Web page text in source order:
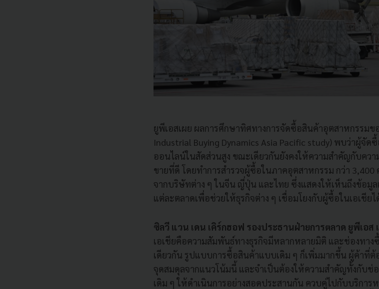
ยูพีเอสเผย ผลการศึกษาทิศทางการจัดซื้อสินค้าอุตสาหกรรมข
Industrial Buying Dynamics Asia Pacific study) พบว่าผู้จั
ออนไลน์ในสัดส่วนสูง ขณะเดียวกันยังคงให้ความสำคัญกับคว
ขายที่ดี โดยทำการสำรวจผู้ซื้อในภาคอุตสาหกรรม กว่า
จากบริษัทต่าง ๆ ในจีน ญี่ปุ่น และไทย ซึ่งแสดงให้เห็นถึงข้อมู
แต่ละตลาดเพื่อช่วยให้ธุรกิจต่าง ๆ เชื่อมโยงกับผู้ซื้อในเอเชีย
ซิลวี แวน เดน เคิร์กฮอฟ รองประธานฝ่ายการตลาด ยูพีเอส
เอเชียคือความสัมพันธ์ทางธุรกิจมีหลากหลายมิติ และช่องทา
เดียวกัน รูปแบบการซื้อสินค้าแบบเดิม ๆ ก็เพิ่มมากขึ้น ผู้ค้าที่ต้
จุดสมดุลจากแนวโน้มนี้ และจำเป็นต้องให้ความสำคัญทั้งกับช่
เดิม ๆ ให้ดำเนินการอย่างสอดประสานกัน ควบคู่ไปกับบริการ